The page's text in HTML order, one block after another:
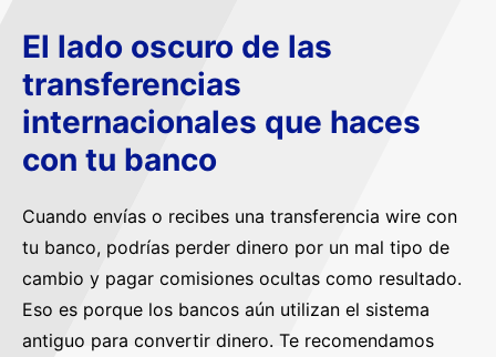
El lado oscuro de las
transferencias
internacionales que haces
con tu banco
Cuando envías o recibes una transferencia wire con
tu banco, podrías perder dinero por un mal tipo de
cambio y pagar comisiones ocultas como resultado.
Eso es porque los bancos aún utilizan el sistema
antiguo para convertir dinero. Te recomendamos